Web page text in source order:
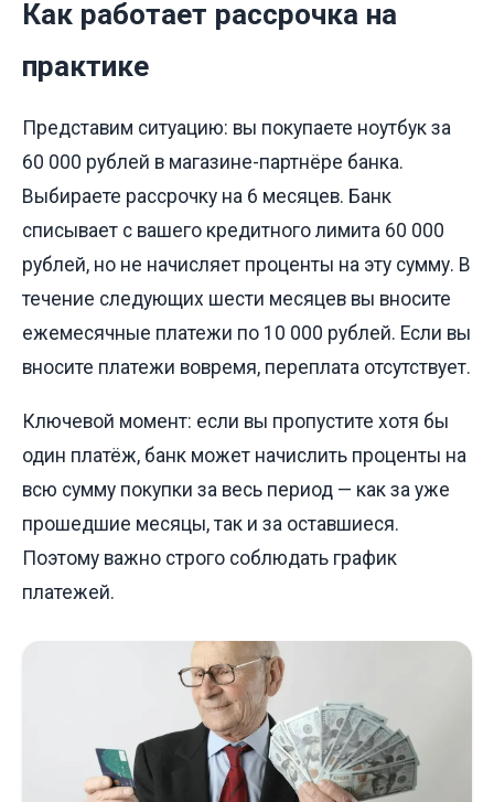
Как работает рассрочка на
практике
Представим ситуацию: вы покупаете ноутбук за
60 000 рублей в магазине-партнёре банка.
Выбираете рассрочку на 6 месяцев. Банк
списывает с вашего кредитного лимита 60 000
рублей, но не начисляет проценты на эту сумму. В
течение следующих шести месяцев вы вносите
ежемесячные платежи по 10 000 рублей. Если вы
вносите платежи вовремя, переплата отсутствует.
Ключевой момент: если вы пропустите хотя бы
один платёж, банк может начислить проценты на
всю сумму покупки за весь период — как за уже
прошедшие месяцы, так и за оставшиеся.
Поэтому важно строго соблюдать график
платежей.